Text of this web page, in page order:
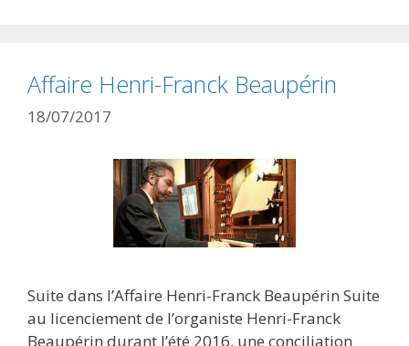
Affaire Henri-Franck Beaupérin
18/07/2017
Suite dans l’Affaire Henri-Franck Beaupérin Suite
au licenciement de l’organiste Henri-Franck
Beaupérin durant l’été 2016, une conciliation